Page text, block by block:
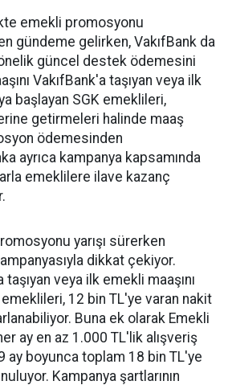
emekli promosyonu
gündeme gelirken, VakıfBank da
güncel destek ödemesini
VakıfBank'a taşıyan veya ilk
başlayan SGK emeklileri,
getirmeleri halinde maaş
ödemesinden
ayrıca kampanya kapsamında
emeklilere ilave kazanç
yarışı sürerken
dikkat çekiyor.
taşıyan veya ilk emekli maaşını
emeklileri, 12 bin TL'ye varan nakit
Buna ek olarak Emekli
ay en az 1.000 TL'lik alışveriş
ay boyunca toplam 18 bin TL'ye
Kampanya şartlarının